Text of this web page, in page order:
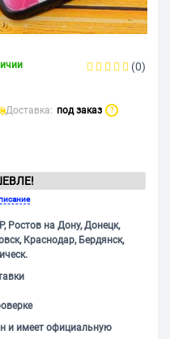
(0)
Доставка: под заказ ?
Ростов на Дону, Донецк,
Краснодар, Бердянск,
и имеет официальную